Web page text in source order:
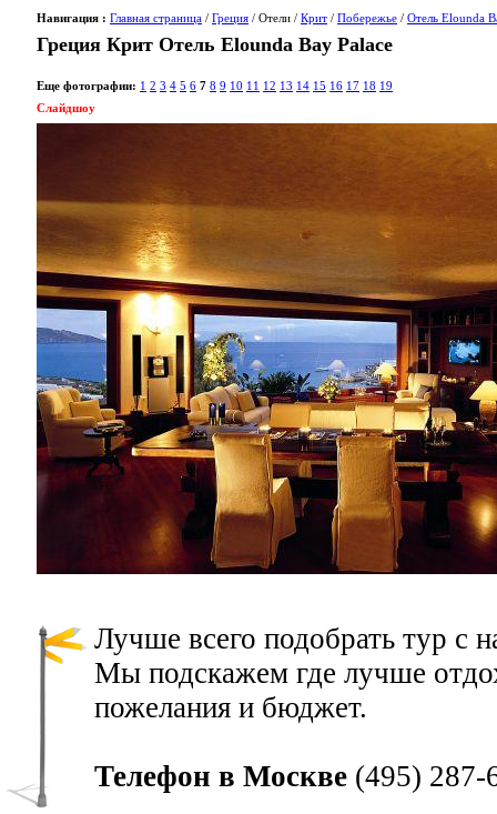
Навигация : Главная страница / Греция / Отели / Крит / Побережье / Отель Elounda
Греция Крит Отель Elounda Bay Palace
Еще фотографии: 1 2 3 4 5 6 7 8 9 10 11 12 13 14 15 16 17 18 19
Слайдшоу
Лучше всего подобрать тур с
Мы подскажем где лучше
пожелания и бюджет.
Телефон в Москве (495) 287-